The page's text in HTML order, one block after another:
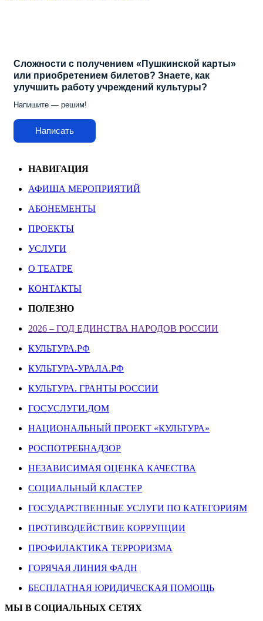
Сложности с получением «Пушкинской карты»
или приобретением билетов? Знаете, как
улучшить работу учреждений культуры?
Напишите — решим!
Написать
НАВИГАЦИЯ
АФИША МЕРОПРИЯТИЙ
АБОНЕМЕНТЫ
ПРОЕКТЫ
УСЛУГИ
О ТЕАТРЕ
КОНТАКТЫ
ПОЛЕЗНО
2026 – ГОД ЕДИНСТВА НАРОДОВ РОССИИ
КУЛЬТУРА.РФ
КУЛЬТУРА-УРАЛА.РФ
КУЛЬТУРА. ГРАНТЫ РОССИИ
ГОСУСЛУГИ.ДОМ
НАЦИОНАЛЬНЫЙ ПРОЕКТ «КУЛЬТУРА»
РОСПОТРЕБНАДЗОР
НЕЗАВИСИМАЯ ОЦЕНКА КАЧЕСТВА
СОЦИАЛЬНЫЙ КЛАСТЕР
ГОСУДАРСТВЕННЫЕ УСЛУГИ ПО КАТЕГОРИЯМ
ПРОТИВОДЕЙСТВИЕ КОРРУПЦИИ
ПРОФИЛАКТИКА ТЕРРОРИЗМА
ГОРЯЧАЯ ЛИНИЯ ФАДН
БЕСПЛАТНАЯ ЮРИДИЧЕСКАЯ ПОМОЩЬ
МЫ В СОЦИАЛЬНЫХ СЕТЯХ